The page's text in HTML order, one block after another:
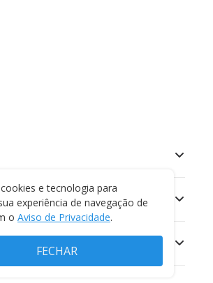
e tecnologia para
experiência de navegação de
o Aviso de Privacidade.
FECHAR